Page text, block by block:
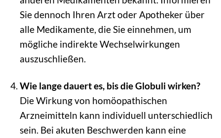
Sie dennoch Ihren Arzt oder Apotheker über
alle Medikamente, die Sie einnehmen, um
mögliche indirekte Wechselwirkungen
auszuschließen.
Wie lange dauert es, bis die Globuli wirken?
Die Wirkung von homöopathischen
Arzneimitteln kann individuell unterschiedlich
sein. Bei akuten Beschwerden kann eine